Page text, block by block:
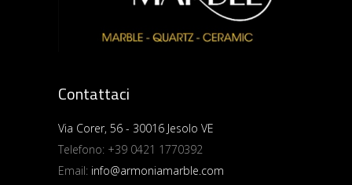
Contattaci
Via Corer, 56 - 30016 Jesolo VE
Telefono: +39 0421 1770392
Email: info@armoniamarble.com